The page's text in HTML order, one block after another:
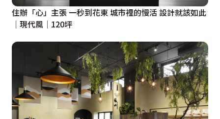
住辦「心」主張 一秒到花東 城市裡的慢活 設計就該如此
│現代風│120坪